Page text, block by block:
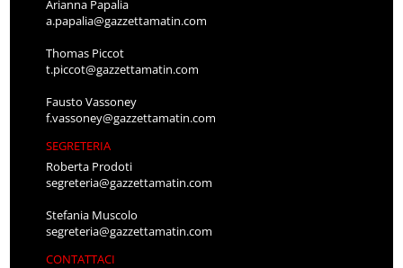
Arianna Papalia
a.papalia@gazzettamatin.com
Thomas Piccot
t.piccot@gazzettamatin.com
Fausto Vassoney
f.vassoney@gazzettamatin.com
SEGRETERIA
Roberta Prodoti
segreteria@gazzettamatin.com
Stefania Muscolo
segreteria@gazzettamatin.com
CONTATTACI